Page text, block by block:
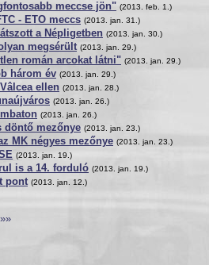
meccse jön" (2013. feb. 1.)
- ETO meccs (2013. jan. 31.)
a Népligetben (2013. jan. 30.)
megsérült (2013. jan. 29.)
román arcokat látni" (2013. jan. 29.)
három év (2013. jan. 29.)
ellen (2013. jan. 28.)
(2013. jan. 26.)
(2013. jan. 26.)
döntő mezőnye (2013. jan. 23.)
MK négyes mezőnye (2013. jan. 23.)
(2013. jan. 19.)
is a 14. forduló (2013. jan. 19.)
pont (2013. jan. 12.)
»»